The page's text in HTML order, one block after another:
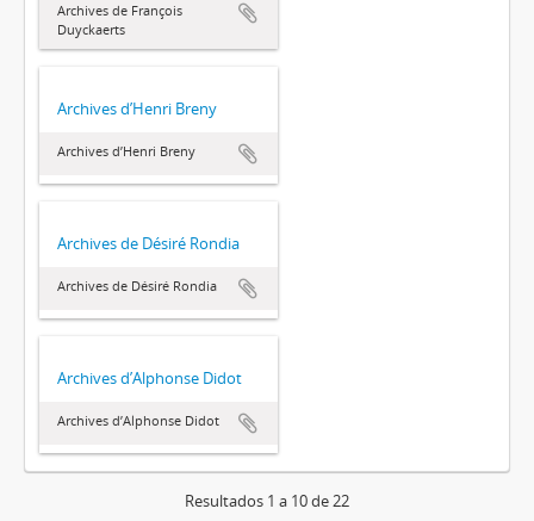
Archives de François
Duyckaerts
Archives d’Henri Breny
Archives d’Henri Breny
Archives de Désiré Rondia
Archives de Désiré Rondia
Archives d’Alphonse Didot
Archives d’Alphonse Didot
Resultados 1 a 10 de 22